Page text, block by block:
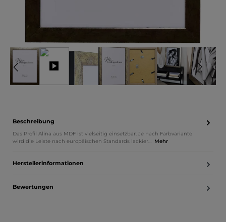
Beschreibung
Das Profil Alina aus MDF ist vielseitig einsetzbar. Je nach Farbvariante
wird die Leiste nach europäischen Standards lackier… Mehr
Herstellerinformationen
Bewertungen